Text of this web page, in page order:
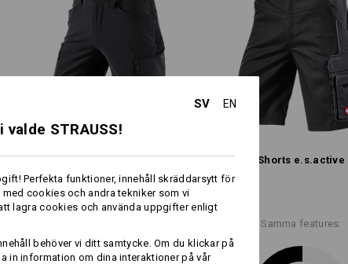
Ovanmaterial
/ (ca. 235 g/m²)
Skötselråd:
Maskintvätt 60 °C
Ej blekning
Kallt järn
!!! Säsongsartikel !!! Levereras endast så länge lagret räcker !!!
Profilering:
Shorts e.s.​vision stretch,
herrar
Shorts e.s.​active
Samma features:
SV EN
STRAUSS!
Perfekta funktioner, innehåll skräddarsytt för
cookies och andra tekniker som vi
lagra cookies och använda uppgifter enligt
behöver vi ditt samtycke. Om du klickar på
in information om dina interaktioner på vår